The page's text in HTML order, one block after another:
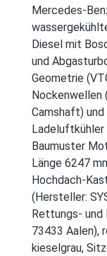
Mercedes-
Diesel mit
und
Geometrie
Nockenwellen
Camshaft)
Ladeluftkühler
Baumuster
Länge 6247
Hochdach-
(Hersteller:
Rettungs-
73433 Aalen),
kieselgrau,